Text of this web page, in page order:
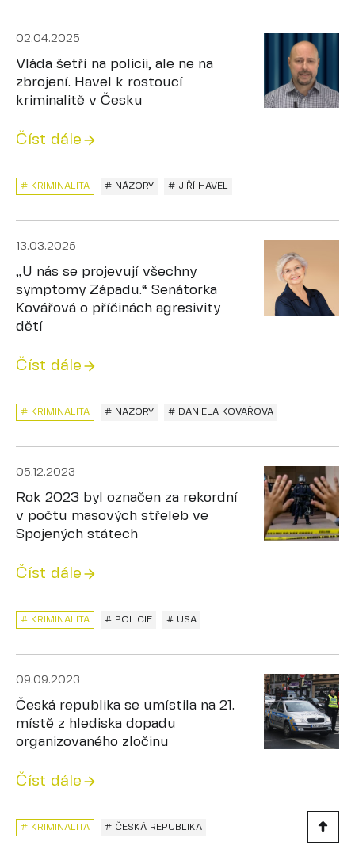
02.04.2025
Vláda šetří na policii, ale ne na
zbrojení. Havel k rostoucí
kriminalitě v Česku
Číst dále
# KRIMINALITA # NÁZORY # JIŘÍ HAVEL
13.03.2025
„U nás se projevují všechny
symptomy Západu.“ Senátorka
Kovářová o příčinách agresivity
dětí
Číst dále
# KRIMINALITA # NÁZORY # DANIELA KOVÁŘOVÁ
05.12.2023
Rok 2023 byl označen za rekordní
v počtu masových střeleb ve
Spojených státech
Číst dále
# KRIMINALITA # POLICIE # USA
09.09.2023
Česká republika se umístila na 21.
místě z hlediska dopadu
organizovaného zločinu
Číst dále
# KRIMINALITA # ČESKÁ REPUBLIKA